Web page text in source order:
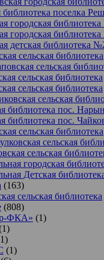
библиотека поселка
городская
городская
детская библиотека
сельская библиотека
сельская
сельская библиотека
сельская библиотека
сельская
библиотека пос.
библиотека пос.
сельская библиотека
сельская
сельская
городская
Детская
(163)
сельская библиотека
(808)
ФКА» (1)
(1)